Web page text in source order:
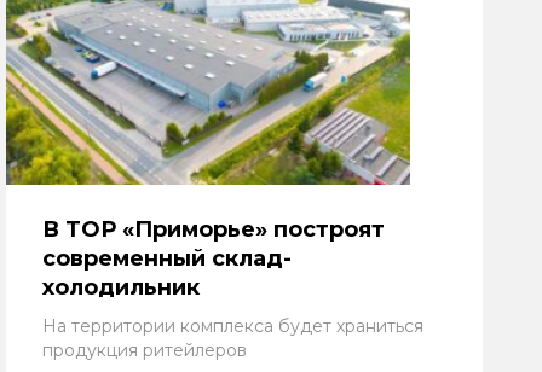
В ТОР «Приморье» построят
современный склад-
холодильник
На территории комплекса будет храниться
продукция ритейлеров